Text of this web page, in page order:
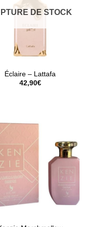
DE STOCK
Éclaire – Lattafa
42,90€